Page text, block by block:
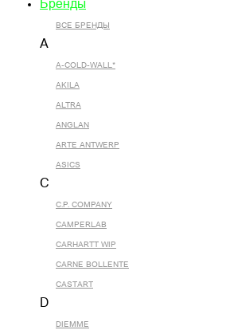
Бренды
ВСЕ БРЕНДЫ
A
A-COLD-WALL*
AKILA
ALTRA
ANGLAN
ARTE ANTWERP
ASICS
C
C.P. COMPANY
CAMPERLAB
CARHARTT WIP
CARNE BOLLENTE
CASTART
D
DIEMME